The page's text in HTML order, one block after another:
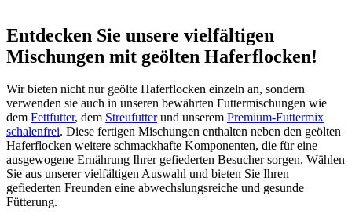
Entdecken Sie unsere vielfältigen
Mischungen mit geölten Haferflocken!
Wir bieten nicht nur geölte Haferflocken einzeln an, sondern
verwenden sie auch in unseren bewährten Futtermischungen wie
dem Fettfutter, dem Streufutterund unserem Premium-Futtermix
schalenfrei. Diese fertigen Mischungen enthalten neben den geölten
Haferflocken weitere schmackhafte Komponenten, die für eine
ausgewogene Ernährung Ihrer gefiederten Besucher sorgen. Wählen
Sie aus unserer vielfältigen Auswahl und bieten Sie Ihren
gefiederten Freunden eine abwechslungsreiche und gesunde
Fütterung.